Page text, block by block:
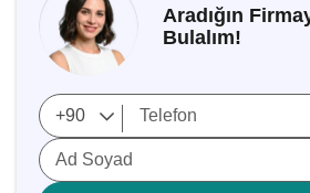
Aradığın
Bulalım!
Ad Soyad